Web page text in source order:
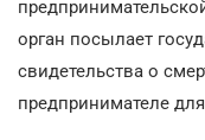
орган посылает
свидетельства о
предпринимателе